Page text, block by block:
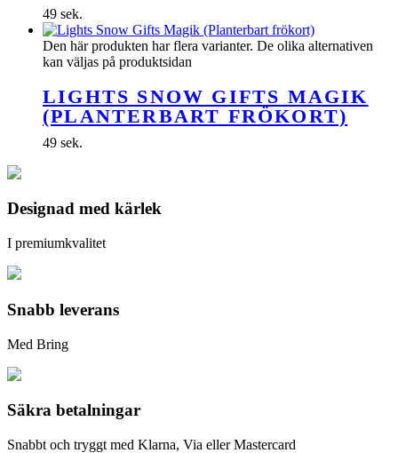
49 sek.
Den här produkten har flera varianter. De olika alternativen
kan väljas på produktsidan
LIGHTS SNOW GIFTS MAGIK
(PLANTERBART FRÖKORT)
49 sek.
Designad med kärlek
I premiumkvalitet
Snabb leverans
Med Bring
Säkra betalningar
Snabbt och tryggt med Klarna, Via eller Mastercard